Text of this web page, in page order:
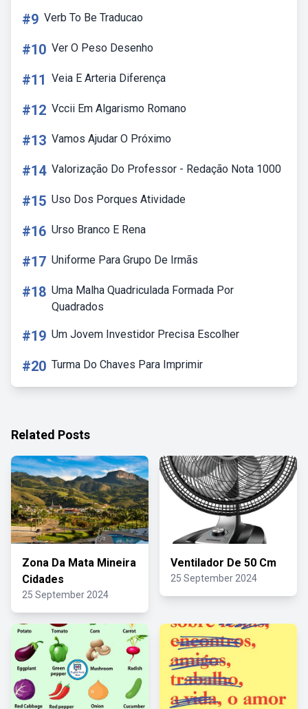
#9 Verb To Be Traducao
#10 Ver O Peso Desenho
#11 Veia E Arteria Diferença
#12 Vccii Em Algarismo Romano
#13 Vamos Ajudar O Próximo
#14 Valorização Do Professor - Redação Nota 1000
#15 Uso Dos Porques Atividade
#16 Urso Branco E Rena
#17 Uniforme Para Grupo De Irmãs
#18 Uma Malha Quadriculada Formada Por
Quadrados
#19 Um Jovem Investidor Precisa Escolher
#20 Turma Do Chaves Para Imprimir
Related Posts
Zona Da Mata Mineira
Cidades
25 September 2024
Ventilador De 50 Cm
25 September 2024